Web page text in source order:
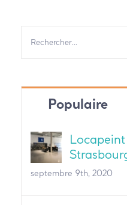
Populaire
septembre 9th, 2020